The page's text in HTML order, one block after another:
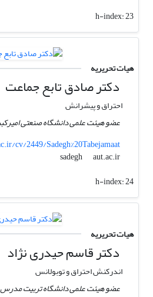
h-index:23
هیات تحریریه
دکتر صادق تابع جماعت
احتراق و پیشرانش
عضو هیئت علمی دانشگاه صنعتی
cv/2449/Sadegh%20Tabejamaat
sadegh
aut.ac.ir
h-index:24
هیات تحریریه
دکتر قاسم حیدری نژاد
اندرکنش احتراق و توبولانس
عضو هیئت علمی دانشگاه تربیت مدرس،